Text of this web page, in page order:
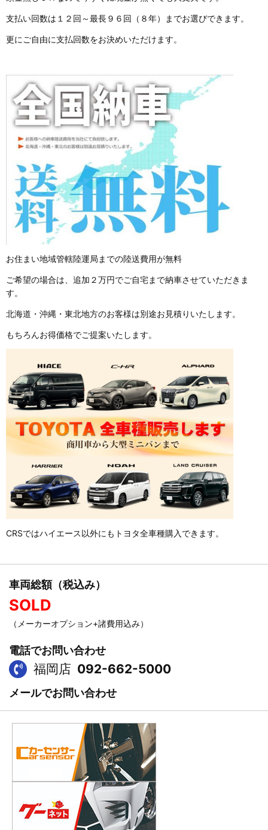
支払い回数は１２回～最長９６回（８年）までお選びできます。
更にご自由に支払回数をお決めいただけます。
お住まい地域管轄陸運局までの陸送費用が無料
ご希望の場合は、追加２万円でご自宅まで納車させていただきま
す。
北海道・沖縄・東北地方のお客様は別途お見積りいたします。
もちろんお得価格でご提案いたします。
CRSではハイエース以外にもトヨタ全車種購入できます。
車両総額（税込み）
SOLD
（メーカーオプション+諸費用込み）
電話でお問い合わせ
福岡店 092-662-5000
メールでお問い合わせ